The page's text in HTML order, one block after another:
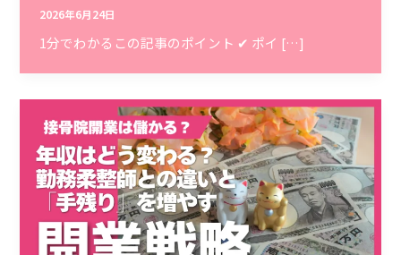
2026年6月24日
1分でわかるこの記事のポイント ✔ ポイ […]